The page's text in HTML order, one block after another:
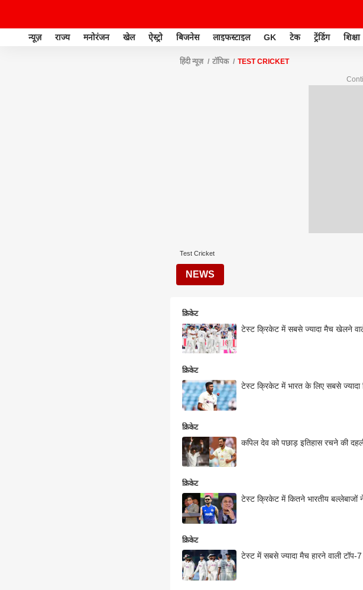
न्यूज़ राज्य मनोरंजन खेल ऐस्ट्रो बिजनेस लाइफस्टाइल GK टेक ट्रेंडिंग शिक्षा
हिंदी न्यूज़ टॉपिक TEST CRICKET
Test Cricket
NEWS
क्रिकेट
टेस्ट क्रिकेट में सबसे ज्यादा मैच खेलने
क्रिकेट
टेस्ट क्रिकेट में भारत के लिए सबसे
क्रिकेट
कपिल देव को पछाड़ इतिहास रचने की
क्रिकेट
टेस्ट क्रिकेट में कितने भारतीय बल्लेबाजों
क्रिकेट
टेस्ट में सबसे ज्यादा मैच हारने वाली टॉप-